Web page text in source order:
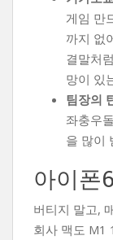
게임 만
까지 없
결말처
망이 있
팀장의
좌충우
을 많이
아이폰
버티지 말고,
회사 맥도 M1